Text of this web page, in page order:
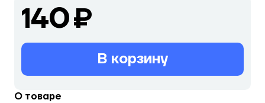
140 ₽
В корзину
О товаре